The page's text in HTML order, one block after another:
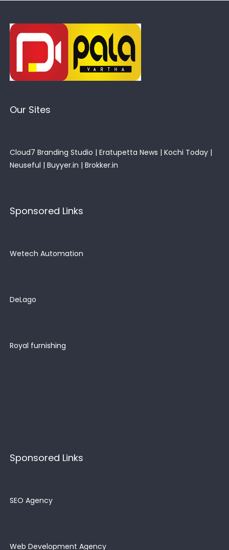
Our Sites
Cloud7 Branding Studio | Eratupetta News | Kochi Today |
Neuseful | Buyyer.in | Brokker.in
Sponsored Links
Wetech Automation
DeLago
Royal furnishing
Sponsored Links
SEO Agency
Web Development Agency